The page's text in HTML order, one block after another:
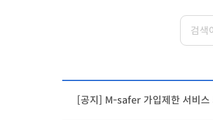
[공지] M-safer 가입제한 서비스